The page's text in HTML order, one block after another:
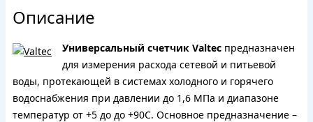
Описание
Универсальный счетчик Valtec предназначен
для измерения расхода сетевой и питьевой
воды, протекающей в системах холодного и горячего
водоснабжения при давлении до 1,6 МПа и диапазоне
температур от +5 до до +90С. Основное предназначение –